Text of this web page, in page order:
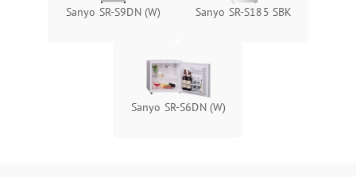
Sanyo SR-S9DN (W) Sanyo SR-S185 SBK
Sanyo SR-S6DN (W)